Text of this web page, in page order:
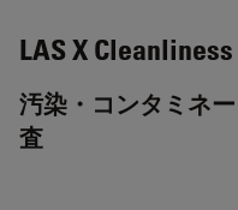
LAS X
汚染・コンタミネ
査